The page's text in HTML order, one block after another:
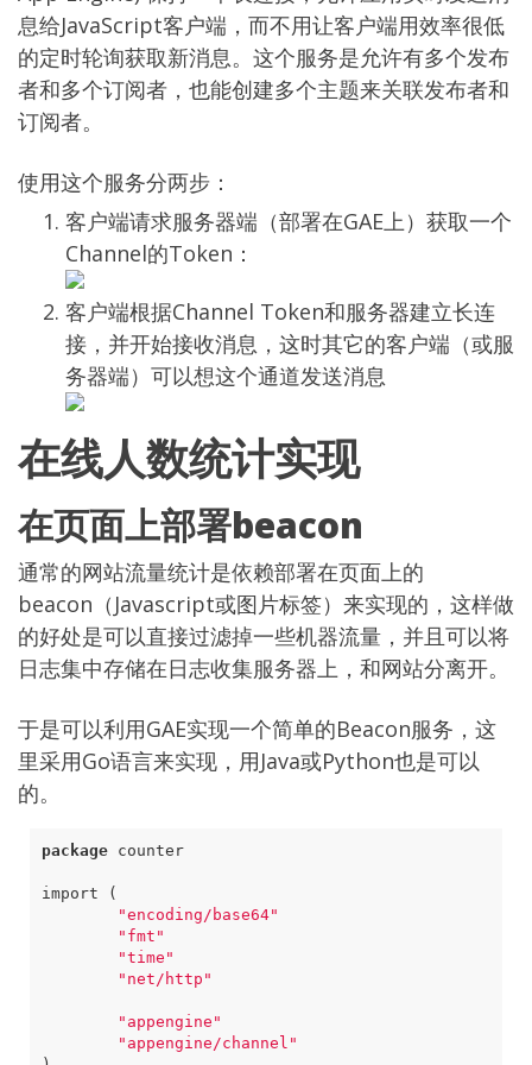
息给JavaScript客户端，而不用让客户端用效率很低
的定时轮询获取新消息。这个服务是允许有多个发布
者和多个订阅者，也能创建多个主题来关联发布者和
订阅者。
使用这个服务分两步：
客户端请求服务器端（部署在GAE上）获取一个
Channel的Token：
客户端根据Channel Token和服务器建立长连
接，并开始接收消息，这时其它的客户端（或服
务器端）可以想这个通道发送消息
在线人数统计实现
在页面上部署beacon
通常的网站流量统计是依赖部署在页面上的
beacon（Javascript或图片标签）来实现的，这样做
的好处是可以直接过滤掉一些机器流量，并且可以将
日志集中存储在日志收集服务器上，和网站分离开。
于是可以利用GAE实现一个简单的Beacon服务，这
里采用Go语言来实现，用Java或Python也是可以
的。
package counter
import
(
"encoding/base64"
"fmt"
"time"
"net/http"
"appengine"
"appengine/channel"